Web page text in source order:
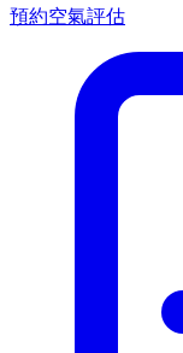
預約空氣評估